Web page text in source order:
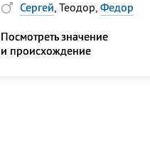
Сергей, Теодор, Федор
Посмотреть значение
и происхождение